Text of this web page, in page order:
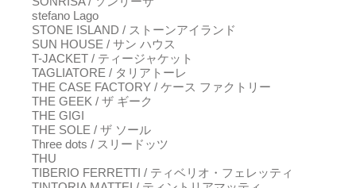
stefano Lago
STONE ISLAND / ストーンアイランド
SUN HOUSE / サン ハウス
T-JACKET / ティージャケット
TAGLIATORE / タリアトーレ
THE CASE FACTORY / ケース ファクトリー
THE GEEK / ザ ギーク
THE GIGI
THE SOLE / ザ ソール
Three dots / スリードッツ
THU
TIBERIO FERRETTI / ティベリオ・フェレッティ